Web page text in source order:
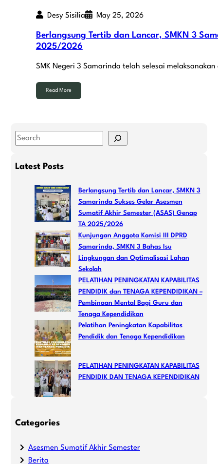
Desy Sisilia May 25, 2026
Berlangsung Tertib dan Lancar, SMKN 3
2025/2026
SMK Negeri 3 Samarinda telah selesai
Read More
S
aLatest Posts
Berlangsung Tertib dan Lancar, SMKN 3
Samarinda Sukses Gelar Asesmen
Sumatif Akhir Semester (ASAS) Genap
TA 2025/2026
Kunjungan Anggota Komisi III DPRD
Samarinda, SMKN 3 Bahas Isu
Lingkungan dan Optimalisasi Lahan
Sekolah
PELATIHAN PENINGKATAN KAPABILITAS
PENDIDIK dan TENAGA KEPENDIDIKAN –
Pembinaan Mental Bagi Guru dan
Tenaga Kependidikan
Pelatihan Peningkatan Kapabilitas
Pendidik dan Tenaga Kependidikan
PELATIHAN PENINGKATAN KAPABILITAS
PENDIDIK DAN TENAGA KEPENDIDIKAN
Categories
Asesmen Sumatif Akhir Semester
Berita